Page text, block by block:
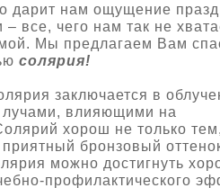
дарит нам ощущение
все, чего нам так не
Мы предлагаем Вам
солярия!
заключается в
влияющими на
хорош не только
бронзовый
можно достигнуть
профилактического